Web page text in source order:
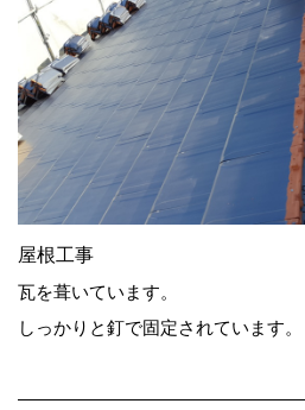
屋根工事
瓦を葺いています。
しっかりと釘で固定されています。